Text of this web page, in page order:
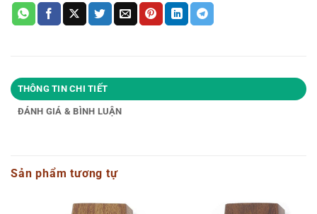
THÔNG TIN CHI TIẾT
ĐÁNH GIÁ & BÌNH LUẬN
Sản phẩm tương tự